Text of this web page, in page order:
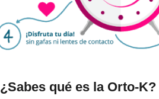
¿Sabes qué es la Orto-K?